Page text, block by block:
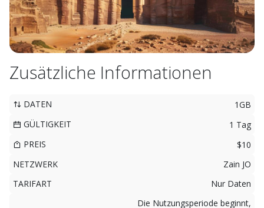
Zusätzliche Informationen
DATEN
1GB
GÜLTIGKEIT
1 Tag
PREIS
$10
NETZWERK
Zain JO
TARIFART
Nur Daten
Die Nutzungsperiode beginnt,